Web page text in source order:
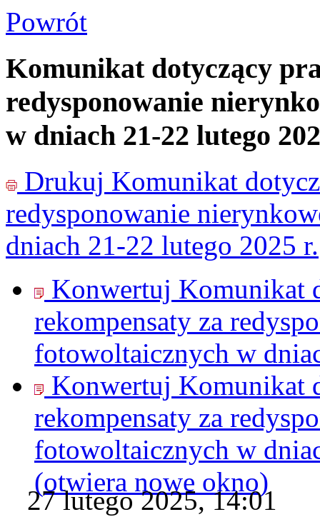
Powrót
Komunikat dotyczący
redysponowanie
w dniach 21-22 lutego
Drukuj Komunikat
redysponowanie
dniach 21-22 lutego 2025 r.
Konwertuj Komunikat
rekompensaty za
fotowoltaicznych w
Konwertuj Komunikat
rekompensaty za
fotowoltaicznych w
(otwiera nowe okno)
27 lutego 2025, 14:01